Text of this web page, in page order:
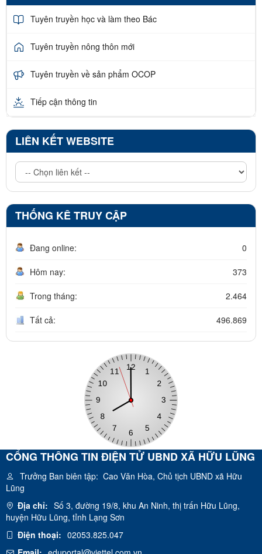
Tuyên truyền học và làm theo Bác
Tuyên truyền nông thôn mới
Tuyên truyền về sản phẩm OCOP
Tiếp cận thông tin
LIÊN KẾT WEBSITE
THỐNG KÊ TRUY CẬP
Đang online: 0
Hôm nay: 373
Trong tháng: 2.464
Tất cả: 496.869
CỔNG THÔNG TIN ĐIỆN TỬ UBND XÃ HỮU LŨNG
Trưởng Ban biên tập: Cao Văn Hòa, Chủ tịch UBND xã Hữu
Lũng
Địa chỉ: Số 3, đường 19/8, khu An Ninh, thị trấn Hữu Lũng,
huyện Hữu Lũng, tỉnh Lạng Sơn
Điện thoại: 02053.825.047